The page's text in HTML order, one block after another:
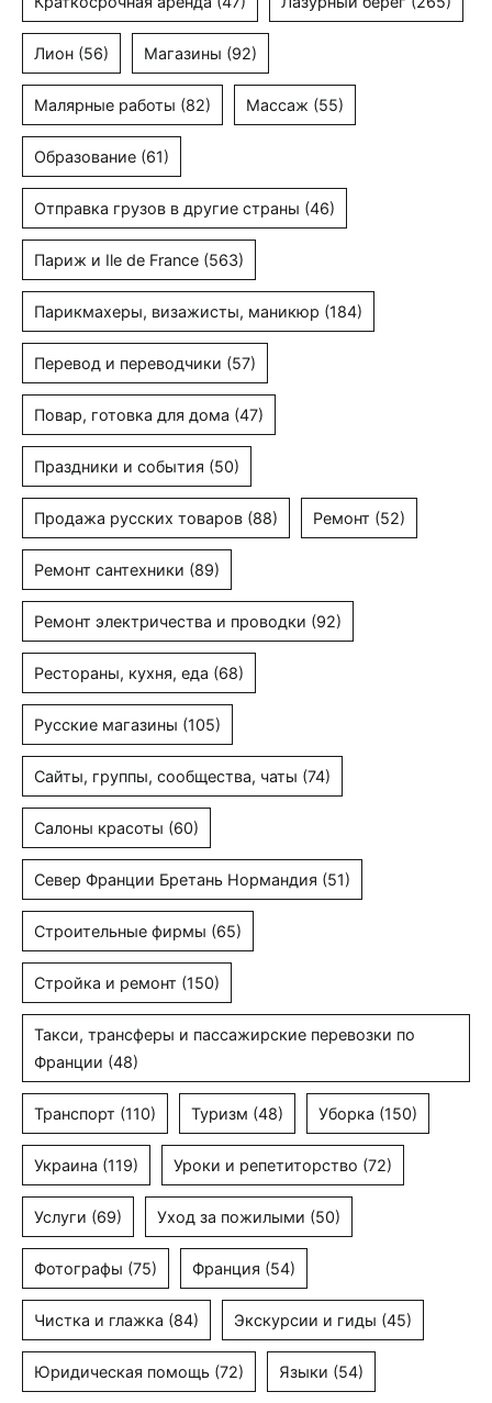
Лион (56) Магазины (92)
Малярные работы (82) Массаж (55)
Образование (61)
Отправка грузов в другие страны (46)
Париж и Ile de France (563)
Парикмахеры, визажисты, маникюр (184)
Перевод и переводчики (57)
Повар, готовка для дома (47)
Праздники и события (50)
Продажа русских товаров (88) Ремонт (52)
Ремонт сантехники (89)
Ремонт электричества и проводки (92)
Рестораны, кухня, еда (68)
Русские магазины (105)
Сайты, группы, сообщества, чаты (74)
Салоны красоты (60)
Север Франции Бретань Нормандия (51)
Строительные фирмы (65)
Стройка и ремонт (150)
Такси, трансферы и пассажирские перевозки по
Франции (48)
Транспорт (110) Туризм (48) Уборка (150)
Украина (119) Уроки и репетиторство (72)
Услуги (69) Уход за пожилыми (50)
Фотографы (75) Франция (54)
Чистка и глажка (84) Экскурсии и гиды (45)
Юридическая помощь (72) Языки (54)